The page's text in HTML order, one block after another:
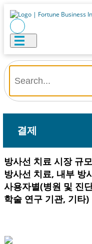
결제
방사선 치료 시장 규
방사선 치료, 내부 방
사용자별(병원 및 진
학술 연구 기관, 기타